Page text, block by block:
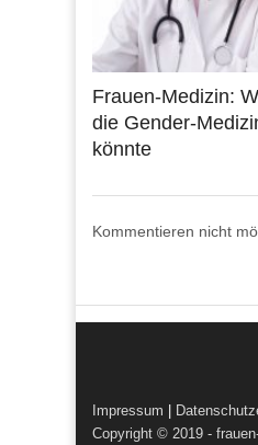
Frauen-Medizin:
die Gender-
könnte
Kommentieren nicht
Impressum
Copyright © 2019 -